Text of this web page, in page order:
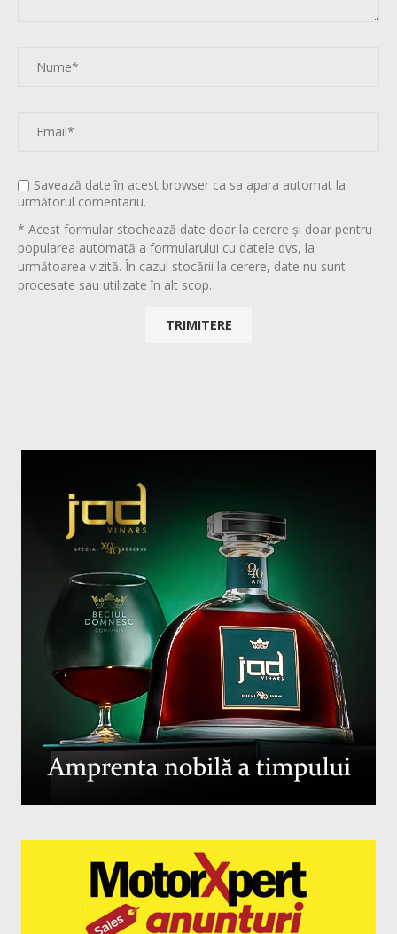
Savează date în acest browser ca sa apara automat la
următorul comentariu.
* Acest formular stochează date doar la cerere și doar pentru
popularea automată a formularului cu datele dvs, la
următoarea vizită. În cazul stocării la cerere, date nu sunt
procesate sau utilizate în alt scop.